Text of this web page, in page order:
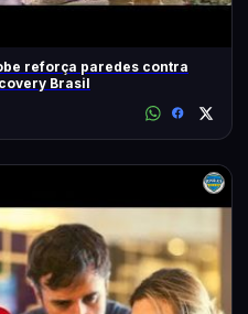
reforça paredes contra
Brasil